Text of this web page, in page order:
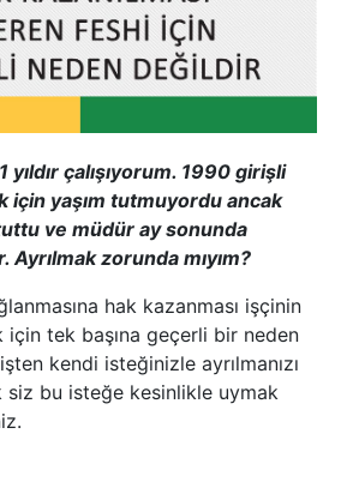
yıldır çalışıyorum. 1990 girişli
için yaşım tutmuyordu ancak
ve müdür ay sonunda
Ayrılmak zorunda mıyım?
hak kazanması işçinin
için tek başına geçerli bir neden
kendi isteğinizle ayrılmanızı
siz bu isteğe kesinlikle uymak